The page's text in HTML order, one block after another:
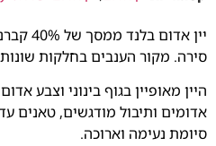
סירה. מקור הענבים בחלקות
היין מאופיין בגוף בינוני וצבע
אדומים ותיבול מודגשים, טאנים
סיומת נעימה וארוכה.